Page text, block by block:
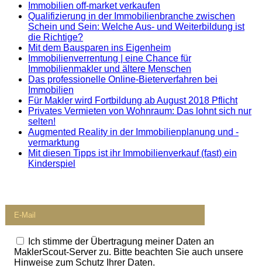
Immobilien off-market verkaufen
Qualifizierung in der Immobilienbranche zwischen
Schein und Sein: Welche Aus- und Weiterbildung ist
die Richtige?
Mit dem Bausparen ins Eigenheim
Immobilienverrentung | eine Chance für
Immobilienmakler und ältere Menschen
Das professionelle Online-Bieterverfahren bei
Immobilien
Für Makler wird Fortbildung ab August 2018 Pflicht
Privates Vermieten von Wohnraum: Das lohnt sich nur
selten!
Augmented Reality in der Immobilienplanung und -
vermarktung
Mit diesen Tipps ist ihr Immobilienverkauf (fast) ein
Kinderspiel
Ich stimme der Übertragung meiner Daten an
MaklerScout-Server zu. Bitte beachten Sie auch unsere
Hinweise zum Schutz Ihrer Daten.